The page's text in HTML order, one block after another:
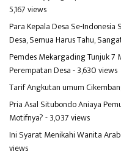
5,167 views
Para Kepala Desa Se-Indonesia
Desa, Semua Harus Tahu,
Pemdes Mekargading Tunjuk 7
Perempatan Desa- 3,630 views
Tarif Angkutan umum
Pria Asal Situbondo Aniaya
Motifnya?- 3,037 views
Ini Syarat Menikahi Wanita
views